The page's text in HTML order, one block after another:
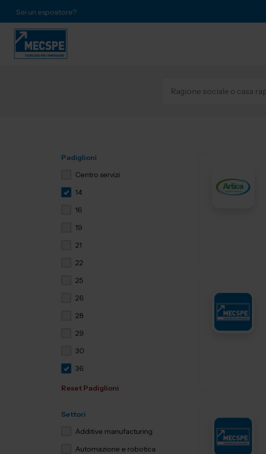
Sei un espositore?
Padiglioni
Centro servizi
14
16
19
21
22
25
26
28
29
30
36
Reset Padiglioni
Settori
Additive manufacturing
Automazione e robotica